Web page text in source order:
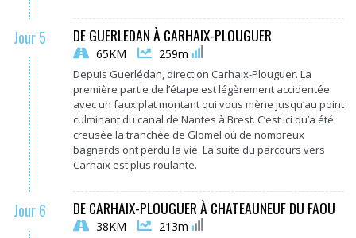
Jour 5 DE GUERLEDAN À CARHAIX-PLOUGUER
65KM 259m
Depuis Guerlédan, direction Carhaix-Plouguer. La
première partie de l’étape est légèrement accidentée
avec un faux plat montant qui vous mène jusqu’au point
culminant du canal de Nantes à Brest. C’est ici qu’a été
creusée la tranchée de Glomel où de nombreux
bagnards ont perdu la vie. La suite du parcours vers
Carhaix est plus roulante.
Jour 6 DE CARHAIX-PLOUGUER À CHATEAUNEUF DU FAOU
38KM 213m